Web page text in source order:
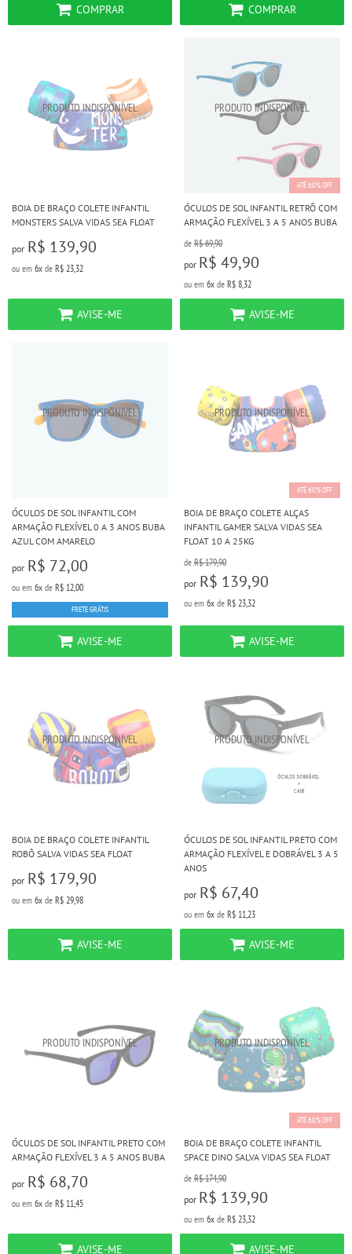
COMPRAR COMPRAR
BOIA DE BRAÇO COLETE INFANTIL
MONSTERS SALVA VIDAS SEA FLOAT
por R$ 139,90
ou em 6x de R$ 23,32
AVISE-ME
ATÉ 60% OFF
ÓCULOS DE SOL INFANTIL RETRÔ COM
ARMAÇÃO FLEXÍVEL 3 A 5 ANOS BUBA
de R$ 69,90
por R$ 49,90
ou em 6x de R$ 8,32
AVISE-ME
ÓCULOS DE SOL INFANTIL COM
ARMAÇÃO FLEXÍVEL 0 A 3 ANOS BUBA
AZUL COM AMARELO
por R$ 72,00
ou em 6x de R$ 12,00
FRETE GRÁTIS
AVISE-ME
ATÉ 60% OFF
BOIA DE BRAÇO COLETE ALÇAS
INFANTIL GAMER SALVA VIDAS SEA
FLOAT 10 A 25KG
de R$ 179,90
por R$ 139,90
ou em 6x de R$ 23,32
AVISE-ME
BOIA DE BRAÇO COLETE INFANTIL
ROBÔ SALVA VIDAS SEA FLOAT
por R$ 179,90
ou em 6x de R$ 29,98
AVISE-ME
ÓCULOS DE SOL INFANTIL PRETO COM
ARMAÇÃO FLEXÍVEL E DOBRÁVEL 3 A 5
ANOS
por R$ 67,40
ou em 6x de R$ 11,23
AVISE-ME
ÓCULOS DE SOL INFANTIL PRETO COM
ARMAÇÃO FLEXÍVEL 3 A 5 ANOS BUBA
por R$ 68,70
ou em 6x de R$ 11,45
AVISE-ME
ATÉ 60% OFF
BOIA DE BRAÇO COLETE INFANTIL
SPACE DINO SALVA VIDAS SEA FLOAT
de R$ 174,90
por R$ 139,90
ou em 6x de R$ 23,32
AVISE-ME